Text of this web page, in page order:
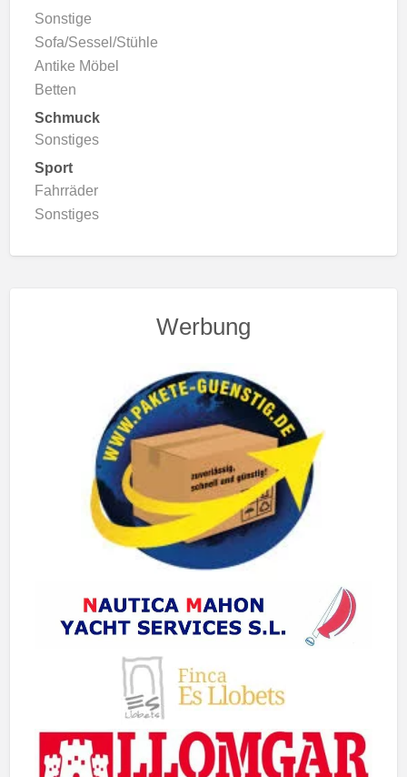
Sonstige
Sofa/Sessel/Stühle
Antike Möbel
Betten
Schmuck
Sonstiges
Sport
Fahrräder
Sonstiges
Werbung